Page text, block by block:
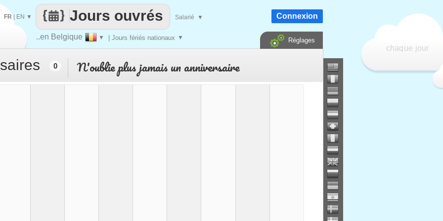
chaque jour
..en Belgique ▼ | Jours fériés nationaux ▼
Jours ouvrés
FR| EN ▼ Salarié ▼ Connexion
Réglages
0 N'oublie plus jamais un anniversaire